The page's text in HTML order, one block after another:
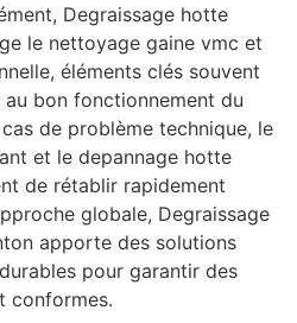
Degraissage hotte
le nettoyage gaine vmc et
éléments clés souvent
bon fonctionnement du
de problème technique, le
et le depannage hotte
de rétablir rapidement
globale, Degraissage
apporte des solutions
pour garantir des
conformes.